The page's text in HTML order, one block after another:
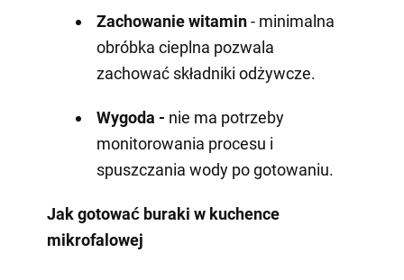
Zachowanie witamin- minimalna
obróbka cieplna pozwala
zachować składniki odżywcze.
Wygoda - nie ma potrzeby
monitorowania procesu i
spuszczania wody po gotowaniu.
Jak gotować buraki w kuchence
mikrofalowej